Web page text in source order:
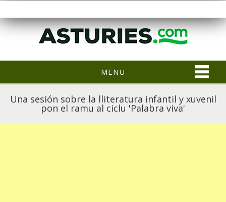
MENU
Una sesión sobre la lliteratura infantil y xuvenil
pon el ramu al ciclu 'Palabra viva'